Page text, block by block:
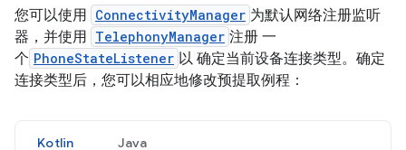
您可以使用 ConnectivityManager 为默认网络注册监听
器，并使用 TelephonyManager 注册 一
个 PhoneStateListener 以 确定当前设备连接类型。确定
连接类型后，您可以相应地修改预提取例程：
Kotlin Java